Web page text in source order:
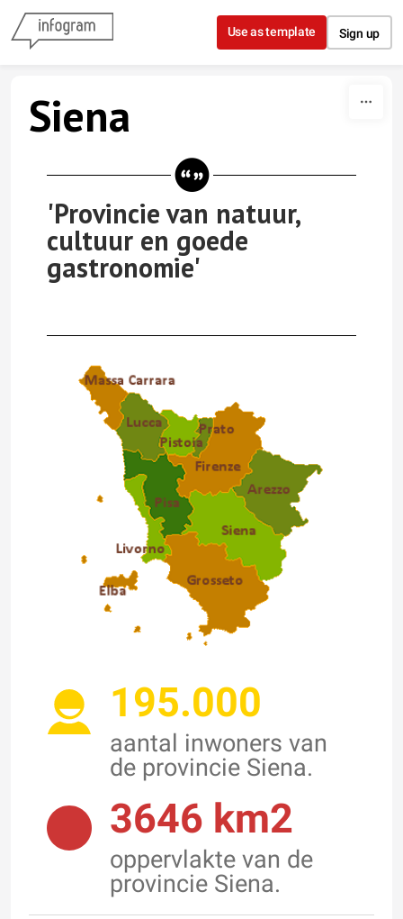
Skip to content
Use as template Sign up
Siena
'Provincie van natuur,
cultuur en goede
gastronomie'
195.000
aantal inwoners van
de provincie Siena.
3646 km2
oppervlakte van de
provincie Siena.